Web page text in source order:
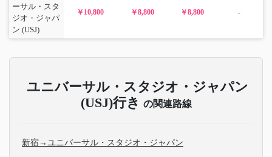
ーサル・スタ
ジオ・ジャパ
ン (USJ)
￥10,800 ￥8,800 ￥8,800 -
ユニバーサル・スタジオ・ジャパン
(USJ)行き の関連路線
新宿→ユニバーサル・スタジオ・ジャパン